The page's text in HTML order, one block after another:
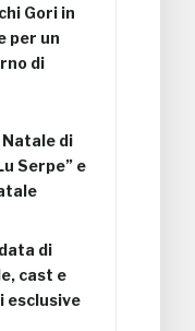
Gori in
per un
di
di
Serpe” e
di
cast e
esclusive